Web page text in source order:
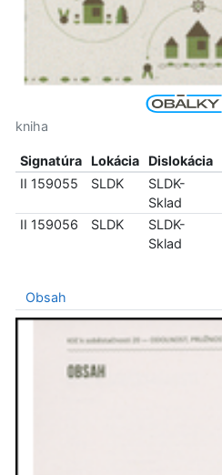
kniha
Signatúra Lokácia Dislokácia
II 159055
SLDK
SLDK-
Sklad
II 159056
SLDK
SLDK-
Sklad
Obsah